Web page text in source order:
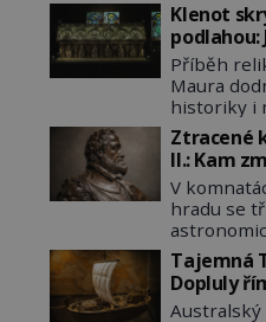
Klenot
podlahou:
románský
do
Příběh
Maura
historiky i
po celém
románská
památka
po
klenotech
majetkem
republice.
klenot v
Ztracené
II.: Kam
Evropy?
V
hradu se
podivné
rukopisy.
souvisí s
Tajemná
Dopluly
lodě až